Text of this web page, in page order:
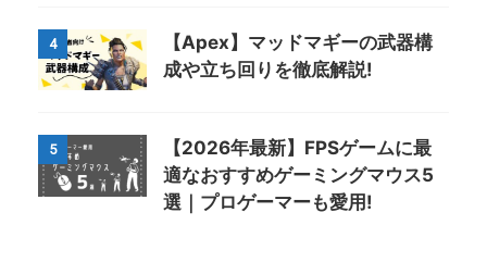
4
【Apex】マッドマギーの武器構
成や立ち回りを徹底解説!
5
【2026年最新】FPSゲームに最
適なおすすめゲーミングマウス5
選｜プロゲーマーも愛用!